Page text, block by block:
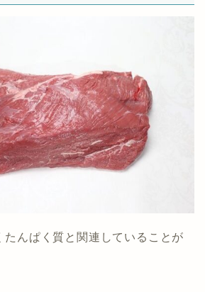
たんぱく質と関連していることが